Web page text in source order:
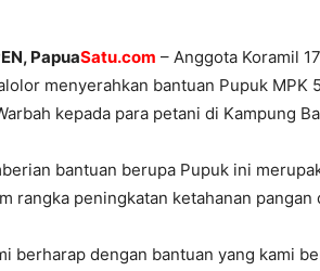
PapuaSatu.com – Anggota Koramil
menyerahkan bantuan Pupuk MPK
kepada para petani di Kampung
bantuan berupa Pupuk ini
rangka peningkatan ketahanan
berharap dengan bantuan yang kami